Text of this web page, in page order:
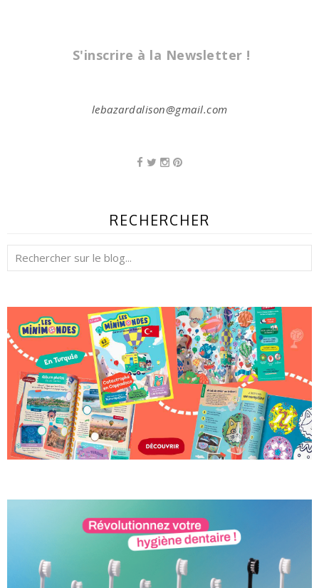
S'inscrire à la Newsletter !
lebazardalison@gmail.com
RECHERCHER